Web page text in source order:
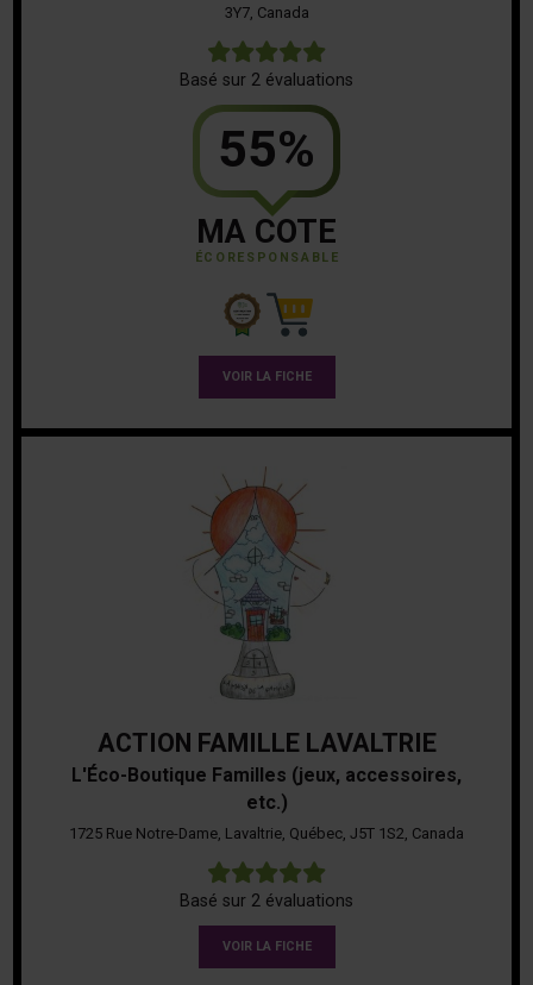
3Y7, Canada
Basé sur 2 évaluations
55%
MA COTE
ÉCORESPONSABLE
VOIR LA FICHE
ACTION FAMILLE LAVALTRIE
L'Éco-Boutique Familles (jeux, accessoires,
etc.)
1725 Rue Notre-Dame, Lavaltrie, Québec, J5T 1S2, Canada
Basé sur 2 évaluations
VOIR LA FICHE